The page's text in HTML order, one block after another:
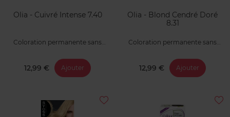
Olia - Cuivré Intense 7.40
Coloration permanente sans
12,99 € Ajouter
Olia - Blond Cendré Doré
8.31
Coloration permanente sans
12,99 € Ajouter